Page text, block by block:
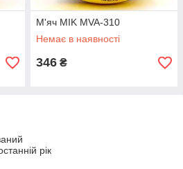
М'яч MIK MVA-310
Немає в наявності
346 ₴
рік